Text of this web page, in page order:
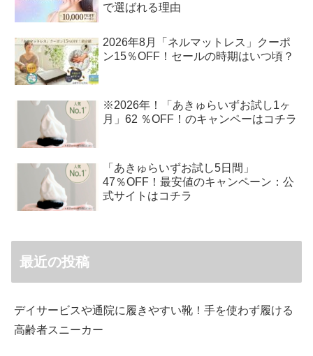
で選ばれる理由
2026年8月「ネルマットレス」クーポ
ン15％OFF！セールの時期はいつ頃？
※2026年！「あきゅらいずお試し1ヶ
月」62 ％OFF！のキャンペーはコチラ
「あきゅらいずお試し5日間」
47％OFF！最安値のキャンペーン：公
式サイトはコチラ
最近の投稿
デイサービスや通院に履きやすい靴！手を使わず履ける
高齢者スニーカー